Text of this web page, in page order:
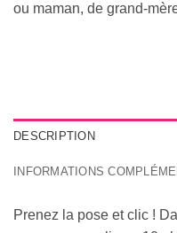
ou maman, de grand-
DESCRIPTION
INFORMATIONS
Prenez la pose et clic !